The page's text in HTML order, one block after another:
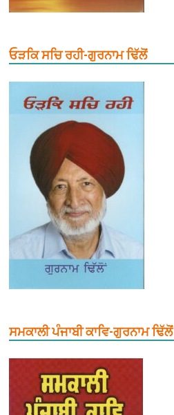
ਓੜਕਿ ਸਚਿ ਰਹੀ-ਗੁਰਨਾਮ ਢਿੱਲੋਂ
ਸਮਕਾਲੀ ਪੰਜਾਬੀ ਕਾਵਿ-ਗੁਰਨਾਮ ਢਿੱਲੋਂ